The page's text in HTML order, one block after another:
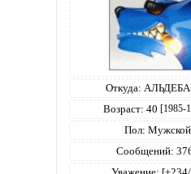
Откуда:
Возраст: 40 [1985-
Пол: Мужской
Сообщений: